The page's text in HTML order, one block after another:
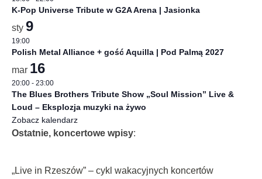
K-Pop Universe Tribute w G2A Arena | Jasionka
sty 9
19:00
Polish Metal Alliance + gość Aquilla | Pod Palmą 2027
mar 16
20:00 - 23:00
The Blues Brothers Tribute Show „Soul Mission” Live &
Loud – Eksplozja muzyki na żywo
Zobacz kalendarz
Ostatnie, koncertowe wpisy:
„Live in Rzeszów” – cykl wakacyjnych koncertów